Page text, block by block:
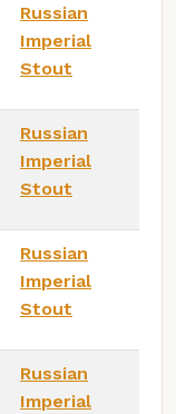
Russian
Imperial
Stout
Russian
Imperial
Stout
Russian
Imperial
Stout
Russian
Imperial